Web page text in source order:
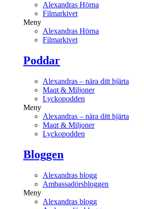
Alexandras Hörna
Filmarkivet
Meny
Alexandras Hörna
Filmarkivet
Poddar
Alexandras – nära ditt hjärta
Maqt & Miljoner
Lyckopodden
Meny
Alexandras – nära ditt hjärta
Maqt & Miljoner
Lyckopodden
Bloggen
Alexandras blogg
Ambassadörsbloggen
Meny
Alexandras blogg